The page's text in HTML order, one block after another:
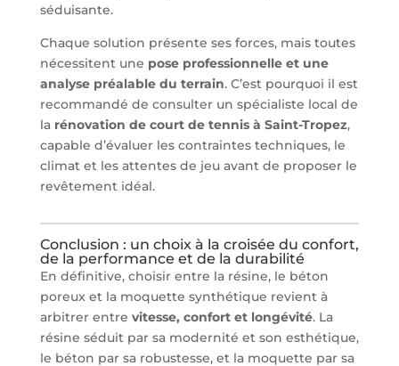
séduisante.
Chaque solution présente ses forces, mais toutes
nécessitent une pose professionnelle et une
analyse préalable du terrain. C’est pourquoi il est
recommandé de consulter un spécialiste local de
la rénovation de court de tennis à Saint-Tropez,
capable d’évaluer les contraintes techniques, le
climat et les attentes de jeu avant de proposer le
revêtement idéal.
Conclusion : un choix à la croisée du confort,
de la performance et de la durabilité
En définitive, choisir entre la résine, le béton
poreux et la moquette synthétique revient à
arbitrer entre vitesse, confort et longévité. La
résine séduit par sa modernité et son esthétique,
le béton par sa robustesse, et la moquette par sa